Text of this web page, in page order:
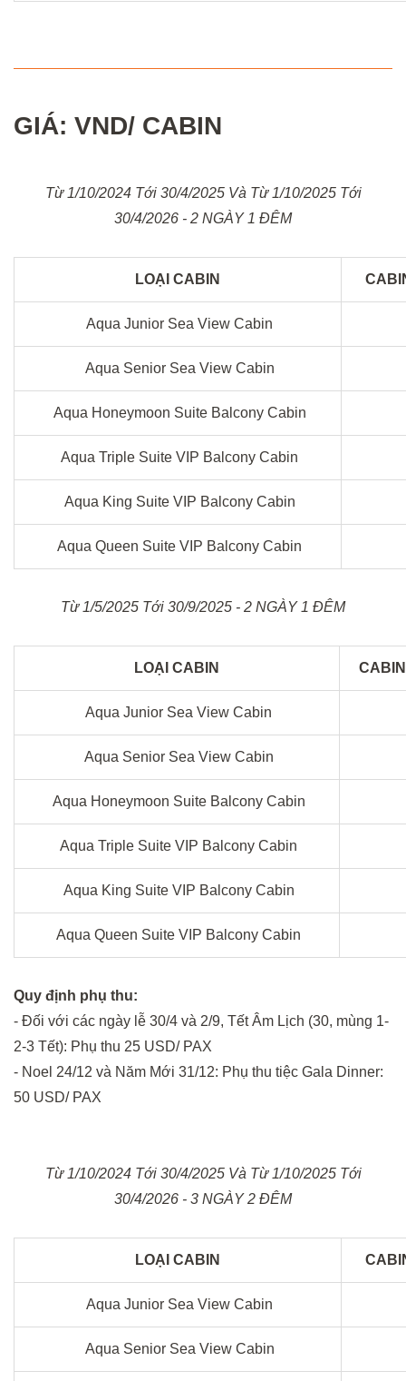
GIÁ: VND/ CABIN
Từ 1/10/2024 Tới 30/4/2025 Và Từ 1/10/2025 Tới
30/4/2026 - 2 NGÀY 1 ĐÊM
LOẠI CABIN
Aqua Junior Sea View Cabin
Aqua Senior Sea View Cabin
Aqua Honeymoon Suite Balcony Cabin
Aqua Triple Suite VIP Balcony Cabin
Aqua King Suite VIP Balcony Cabin
Aqua Queen Suite VIP Balcony Cabin
Từ 1/5/2025 Tới 30/9/2025 - 2 NGÀY 1 ĐÊM
LOẠI CABIN
Aqua Junior Sea View Cabin
Aqua Senior Sea View Cabin
Aqua Honeymoon Suite Balcony Cabin
Aqua Triple Suite VIP Balcony Cabin
Aqua King Suite VIP Balcony Cabin
Aqua Queen Suite VIP Balcony Cabin
Quy định phụ thu:
- Đối với các ngày lễ 30/4 và 2/9, Tết Âm Lịch (30, mùng 1-
2-3 Tết): Phụ thu 25 USD/ PAX
- Noel 24/12 và Năm Mới 31/12: Phụ thu tiệc Gala Dinner:
50 USD/ PAX
Từ 1/10/2024 Tới 30/4/2025 Và Từ 1/10/2025 Tới
30/4/2026 - 3 NGÀY 2 ĐÊM
LOẠI CABIN
Aqua Junior Sea View Cabin
Aqua Senior Sea View Cabin